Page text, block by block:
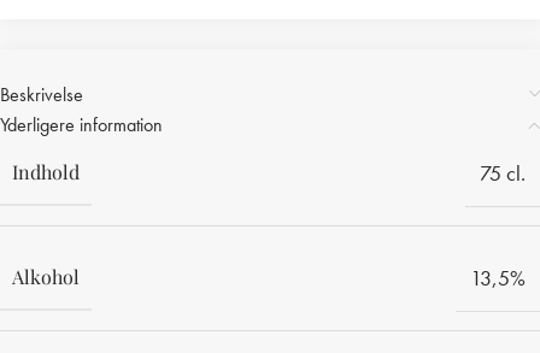
Beskrivelse
Yderligere information
Indhold
75 cl.
Alkohol 13,5%